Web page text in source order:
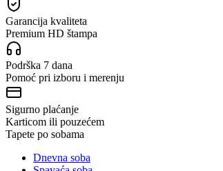
Garancija kvaliteta
Premium HD štampa
Podrška 7 dana
Pomoć pri izboru i merenju
Sigurno plaćanje
Karticom ili pouzećem
Tapete po sobama
Dnevna soba